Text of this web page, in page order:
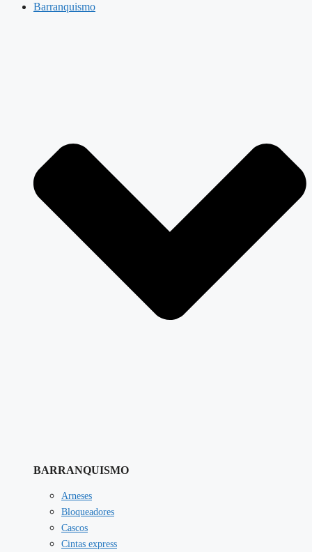
Barranquismo
BARRANQUISMO
Arneses
Bloqueadores
Cascos
Cintas express